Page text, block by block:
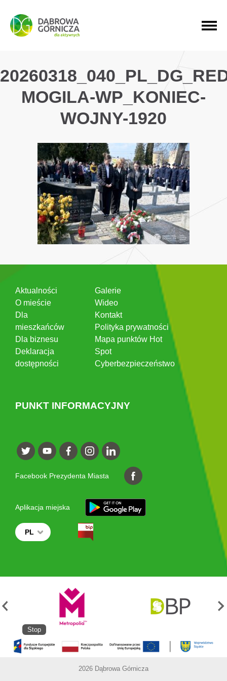
PRZEJDŹ DO MENU GŁÓWNEGO
PRZEJDŹ DO WYSZUKIWARKI
PRZEJDŹ DO TREŚCI
MOGILA-WP_KONIEC-
WOJNY-1920
Aktualności
O mieście
Dla
mieszkańców
Dla biznesu
Deklaracja
dostępności
Galerie
Wideo
Kontakt
Polityka prywatności
Mapa punktów Hot
Spot
Cyberbezpieczeństwo
PUNKT INFORMACYJNY
Facebook Prezydenta Miasta
Aplikacja miejska
PL
Stop
2026 Dąbrowa Górnicza